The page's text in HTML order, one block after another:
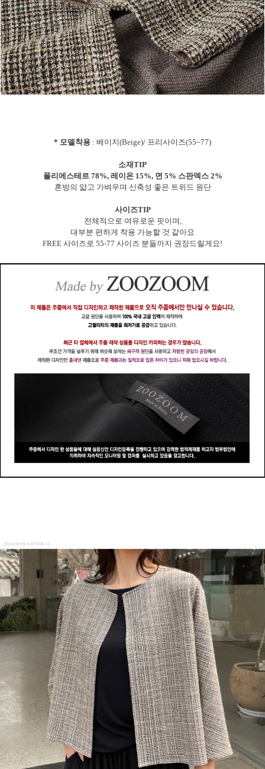
* 모델착용 : 베이지(Beige)/ 프리사이즈(55~77)
소재TIP
폴리에스테르 78%, 레이온 15%, 면 5% 스판덱스 2%
혼방의 얇고 가벼우며 신축성 좋은 트위드 원단
사이즈TIP
전체적으로 여유로운 핏이며,
대부분 편하게 착용 가능할 것 같아요
FREE 사이즈로 55-77 사이즈 분들까지 권장드릴게요!